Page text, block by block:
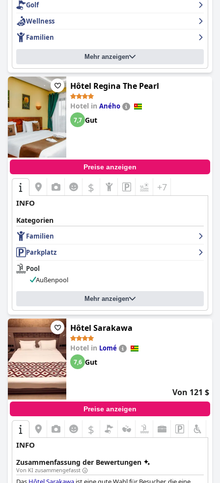
Golf
Wellness
Familien
Mehr anzeigen
Hôtel Regina The Pearl
Hotel in Aného
7,7 Gut
Preise anzeigen
$ +7
INFO
Kategorien
Familien
Parkplatz
Pool
Außenpool
Mehr anzeigen
Hôtel Sarakawa
Hotel in Lomé
7,6 Gut
Von 121 $
Preise anzeigen
$
INFO
Zusammenfassung der Bewertungen
Von KI zusammengefasst